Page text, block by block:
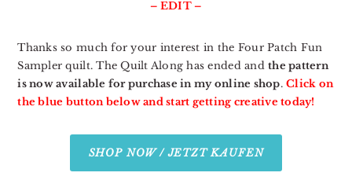
– EDIT –
Thanks so much for your interest in the Four Patch Fun
Sampler quilt. The Quilt Along has ended andthe pattern
is now available for purchase in my online shop.Click on
the blue button below and start getting creative today!
SHOP NOW / JETZT KAUFEN